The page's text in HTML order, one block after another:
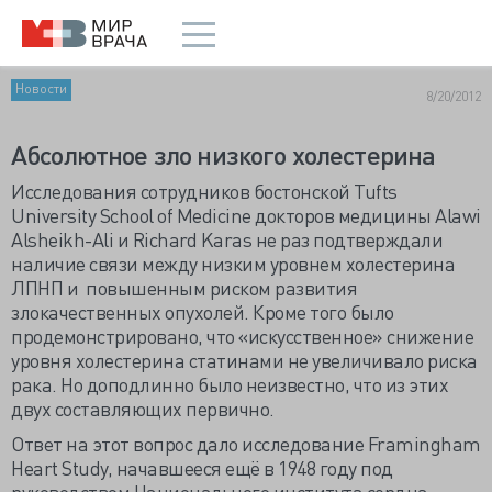
Новости 8/20/2012
Абсолютное зло низкого холестерина
Исследования сотрудников бостонской Tufts
University School of Medicine докторов медицины Alawi
Alsheikh-Ali и Richard Karas не раз подтверждали
наличие связи между низким уровнем холестерина
ЛПНП и повышенным риском развития
злокачественных опухолей. Кроме того было
продемонстрировано, что «искусственное» снижение
уровня холестерина статинами не увеличивало риска
рака. Но доподлинно было неизвестно, что из этих
двух составляющих первично.
Ответ на этот вопрос дало исследование Framingham
Heart Study, начавшееся ещё в 1948 году под